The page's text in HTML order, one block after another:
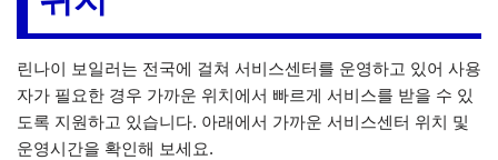
린나이 보일러는 전국에 걸쳐 서비스센터를 운영하고 있어 사용
자가 필요한 경우 가까운 위치에서 빠르게 서비스를 받을 수 있
도록 지원하고 있습니다. 아래에서 가까운 서비스센터 위치 및
운영시간을 확인해 보세요.